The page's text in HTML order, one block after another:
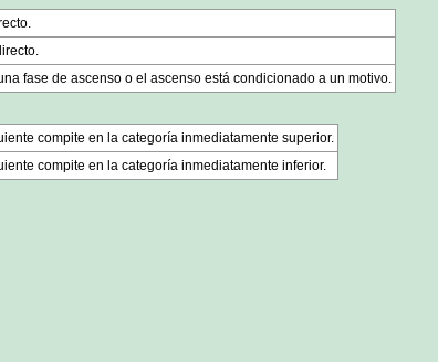
fase de ascenso o el ascenso está condicionado a un motivo.
compite en la categoría inmediatamente superior.
compite en la categoría inmediatamente inferior.